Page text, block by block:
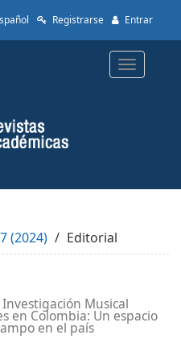
Registrarse Entrar
Toggle
(2024) Editorial
Musical
en Colombia: Un espacio
en el país